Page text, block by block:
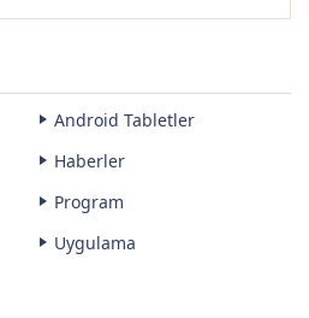
Android Tabletler
Haberler
Program
Uygulama